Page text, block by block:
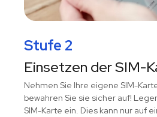
Stufe 2
Einsetzen der SIM-
Nehmen Sie Ihre eigene SIM-
bewahren Sie sie sicher auf!
SIM-Karte ein. Dies kann nur auf